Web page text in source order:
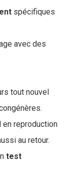
spécifiques
avec des
tout nouvel
en reproduction
au retour.
test